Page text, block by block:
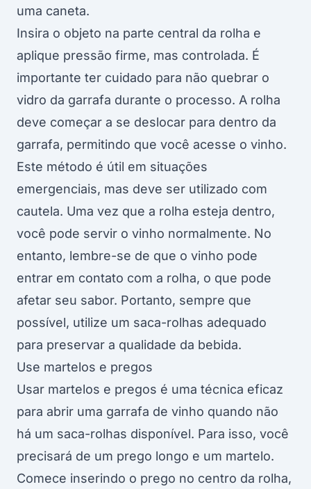
uma caneta.
Insira o objeto na parte central da rolha e
aplique pressão firme, mas controlada. É
importante ter cuidado para não quebrar o
vidro da garrafa durante o processo. A rolha
deve começar a se deslocar para dentro da
garrafa, permitindo que você acesse o vinho.
Este método é útil em situações
emergenciais, mas deve ser utilizado com
cautela. Uma vez que a rolha esteja dentro,
você pode servir o vinho normalmente. No
entanto, lembre-se de que o vinho pode
entrar em contato com a rolha, o que pode
afetar seu sabor. Portanto, sempre que
possível, utilize um saca-rolhas adequado
para preservar a qualidade da bebida.
Use martelos e pregos
Usar martelos e pregos é uma técnica eficaz
para abrir uma garrafa de vinho quando não
há um saca-rolhas disponível. Para isso, você
precisará de um prego longo e um martelo.
Comece inserindo o prego no centro da rolha,